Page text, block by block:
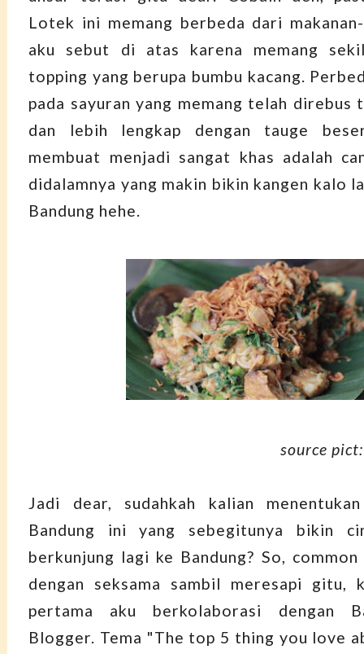
Lotek ini memang berbeda dari
aku sebut di atas karena memang
topping yang berupa bumbu kacang.
pada sayuran yang memang telah direbus
dan lebih lengkap dengan tauge
membuat menjadi sangat khas adalah
didalamnya yang makin bikin kangen kalo
Bandung hehe.
source
Jadi dear, sudahkah kalian
Bandung ini yang sebegitunya bikin
berkunjung lagi ke Bandung? So,
dengan seksama sambil meresapi gitu,
pertama aku berkolaborasi dengan
Blogger. Tema "The top 5 thing you love